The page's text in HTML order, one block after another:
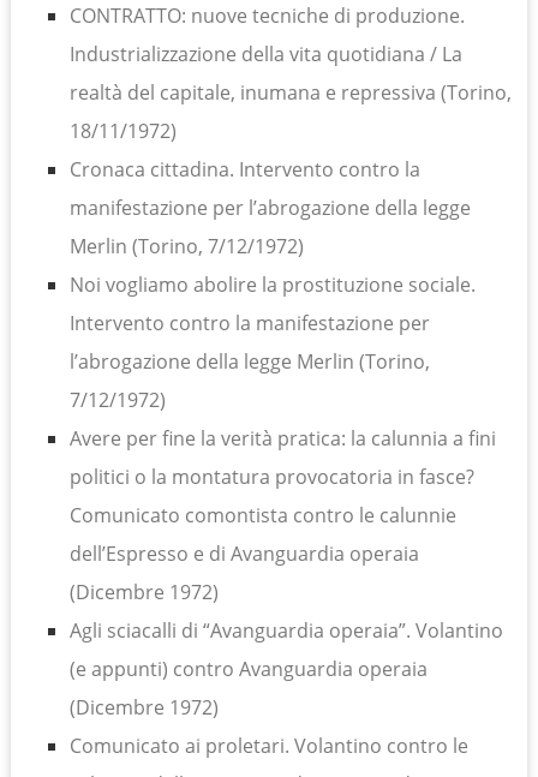
CONTRATTO: nuove tecniche di produzione.
Industrializzazione della vita quotidiana / La
realtà del capitale, inumana e repressiva (Torino,
18/11/1972)
Cronaca cittadina. Intervento contro la
manifestazione per l’abrogazione della legge
Merlin (Torino, 7/12/1972)
Noi vogliamo abolire la prostituzione sociale.
Intervento contro la manifestazione per
l’abrogazione della legge Merlin (Torino,
7/12/1972)
Avere per fine la verità pratica: la calunnia a fini
politici o la montatura provocatoria in fasce?
Comunicato comontista contro le calunnie
dell’Espresso e di Avanguardia operaia
(Dicembre 1972)
Agli sciacalli di “Avanguardia operaia”. Volantino
(e appunti) contro Avanguardia operaia
(Dicembre 1972)
Comunicato ai proletari. Volantino contro le